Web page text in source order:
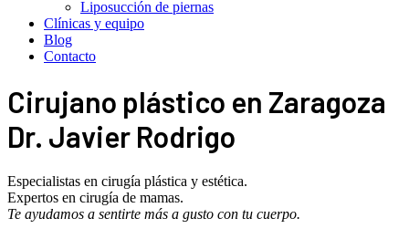
Liposucción de piernas
Clínicas y equipo
Blog
Contacto
Cirujano plástico en Zaragoza
Dr. Javier Rodrigo
Especialistas en cirugía plástica y estética.
Expertos en cirugía de mamas.
Te ayudamos a sentirte más a gusto con tu cuerpo.